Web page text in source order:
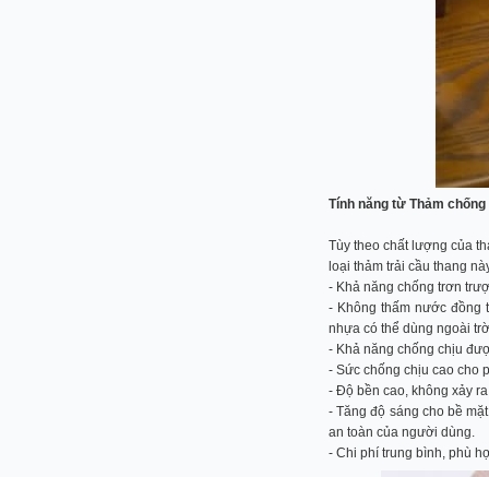
Tính năng từ Thảm
Tùy theo chất lượng của
loại thảm trải cầu thang
- Khả năng chống trơn
- Không thấm nước đồng
nhựa có thể dùng ngoài
- Khả năng chống chịu
- Sức chống chịu cao cho
- Độ bền cao, không xảy
- Tăng độ sáng cho bề
an toàn của người dùng.
- Chi phí trung bình, phù